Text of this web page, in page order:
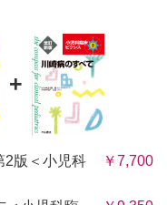
+
版＜小児科
￥7,700